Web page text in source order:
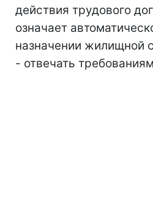
действия трудового
означает
назначении жилищной
- отвечать